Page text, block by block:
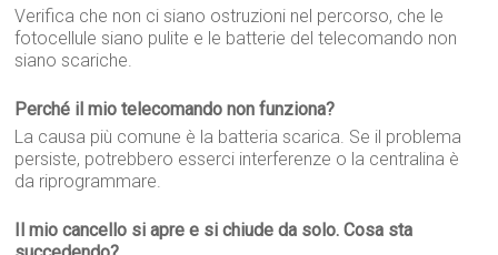
Verifica che non ci siano ostruzioni nel percorso, che le
fotocellule siano pulite e le batterie del telecomando non
siano scariche.
Perché il mio telecomando non funziona?
La causa più comune è la batteria scarica. Se il problema
persiste, potrebbero esserci interferenze o la centralina è
da riprogrammare.
Il mio cancello si apre e si chiude da solo. Cosa sta